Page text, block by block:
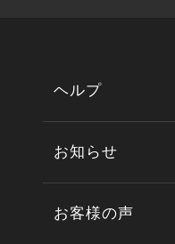
ヘルプ
お知らせ
お客様の声